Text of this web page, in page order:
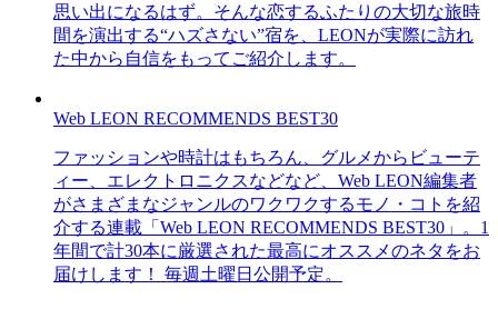
思い出になるはず。そんな恋するふたりの大切な旅時
間を演出する“ハズさない”宿を、LEONが実際に訪れ
た中から自信をもってご紹介します。
Web LEON RECOMMENDS BEST30
ファッションや時計はもちろん、グルメからビューテ
ィー、エレクトロニクスなどなど、Web LEON編集者
がさまざまなジャンルのワクワクするモノ・コトを紹
介する連載「Web LEON RECOMMENDS BEST30」。1
年間で計30本に厳選された最高にオススメのネタをお
届けします！ 毎週土曜日公開予定。